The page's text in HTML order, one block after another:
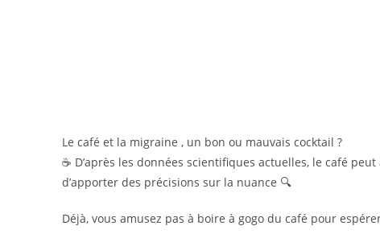
Le café et la migraine , un bon ou mauvais cocktail ?
☕️ D’après les données scientifiques actuelles, le café
d’apporter des précisions sur la nuance 🔍
Déjà, vous amusez pas à boire à gogo du café pour